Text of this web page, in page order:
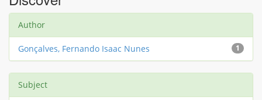
Author
1
Gonçalves, Fernando Isaac Nunes
Subject